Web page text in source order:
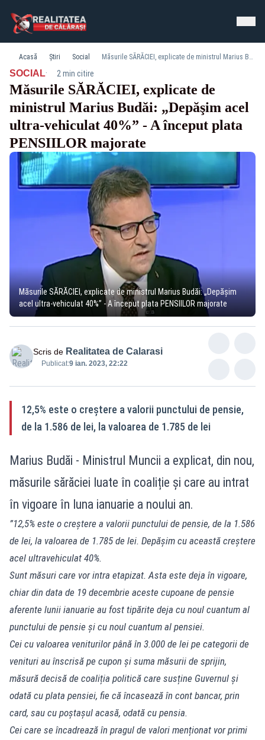
Acasă Știri Social Măsurile SĂRĂCIEI, explicate de ministrul Marius Budăi: „Depăşim acel ultra-vehiculat 40%” - A început plata PENSIILOR majorate
SOCIAL· 2 min citire
Măsurile SĂRĂCIEI, explicate de
ministrul Marius Budăi: „Depăşim acel
ultra-vehiculat 40%” - A început plata
PENSIILOR majorate
Măsurile SĂRĂCIEI, explicate de ministrul Marius Budăi: „Depăşim
acel ultra-vehiculat 40%” - A început plata PENSIILOR majorate
Scris de Realitatea de Calarasi
Publicat:9 ian. 2023, 22:22
12,5% este o creștere a valorii punctului de pensie,
de la 1.586 de lei, la valoarea de 1.785 de lei
Marius Budăi - Ministrul Muncii a explicat, din nou,
măsurile sărăciei luate în coaliție și care au intrat
în vigoare în luna ianuarie a noului an.
”12,5% este o creștere a valorii punctului de pensie, de la 1.586
de lei, la valoarea de 1.785 de lei. Depășim cu această creștere
acel ultravehiculat 40%.
Sunt măsuri care vor intra etapizat. Asta este deja în vigoare,
chiar din data de 19 decembrie aceste cupoane de pensie
aferente lunii ianuarie au fost tipărite deja cu noul cuantum al
punctului de pensie și cu noul cuantum al pensiei.
Cei cu valoarea veniturilor până în 3.000 de lei pe categorii de
venituri au înscrisă pe cupon și suma măsurii de sprijin,
măsură decisă de coaliția politică care susține Guvernul și
odată cu plata pensiei, fie că încasează în cont bancar, prin
card, sau cu poștașul acasă, odată cu pensia.
Cei care se încadrează în pragul de valori menționat vor primi